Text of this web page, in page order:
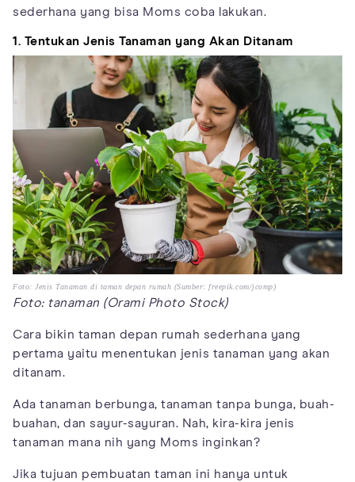
sederhana yang bisa Moms coba lakukan.
1. Tentukan Jenis Tanaman yang Akan Ditanam
Foto: Jenis Tanaman di taman depan rumah (Sumber: freepik.com/jcomp)
Foto: tanaman (Orami Photo Stock)
Cara bikin taman depan rumah sederhana yang
pertama yaitu menentukan jenis tanaman yang akan
ditanam.
Ada tanaman berbunga, tanaman tanpa bunga, buah-
buahan, dan sayur-sayuran. Nah, kira-kira jenis
tanaman mana nih yang Moms inginkan?
Jika tujuan pembuatan taman ini hanya untuk